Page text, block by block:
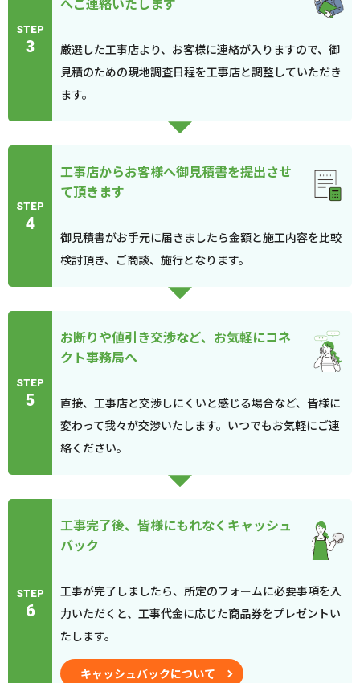
STEP
3
厳選した工事店より、お客様に連絡が入りますので、御
見積のための現地調査日程を工事店と調整していただき
ます。
STEP
4
工事店からお客様へ御見積書を提出させ
て頂きます
御見積書がお手元に届きましたら金額と施工内容を比較
検討頂き、ご商談、施行となります。
STEP
5
お断りや値引き交渉など、お気軽にコネ
クト事務局へ
直接、工事店と交渉しにくいと感じる場合など、皆様に
変わって我々が交渉いたします。いつでもお気軽にご連
絡ください。
STEP
6
工事完了後、皆様にもれなくキャッシュ
バック
工事が完了しましたら、所定のフォームに必要事項を入
力いただくと、工事代金に応じた商品券をプレゼントい
たします。
キャッシュバックについて